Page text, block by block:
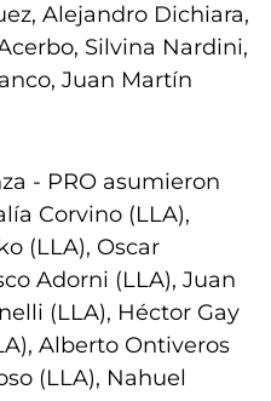
Alejandro Dichiara,
Silvina Nardini,
Juan Martín
- PRO asumieron
Corvino (LLA),
(LLA), Oscar
Adorni (LLA), Juan
(LLA), Héctor Gay
Alberto Ontiveros
(LLA), Nahuel